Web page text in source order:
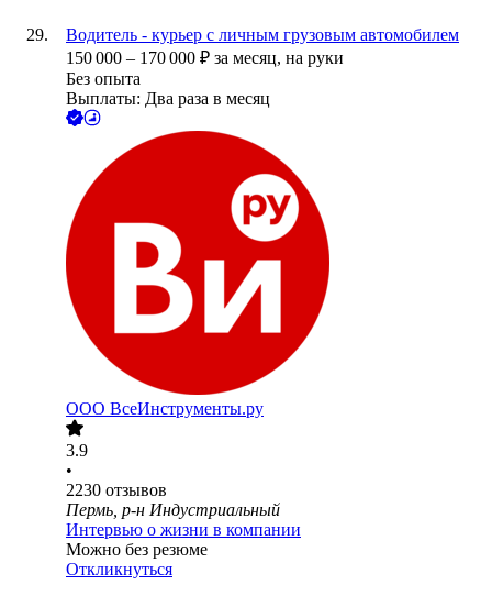
Водитель - курьер с личным грузовым автомобилем
150 000 – 170 000 ₽ за месяц, на руки
Без опыта
Выплаты: Два раза в месяц
ООО ВсеИнструменты.ру
3.9
•
2230 отзывов
Пермь, р-н Индустриальный
Интервью о жизни в компании
Можно без резюме
Откликнуться